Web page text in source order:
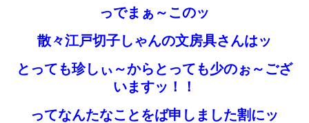
っでまぁ～このッ
散々江戸切子しゃんの文房具さんはッ
とっても珍しぃ～からとっても少のぉ～ござ
いますッ！！
ってなんたなことをば申しました割にッ